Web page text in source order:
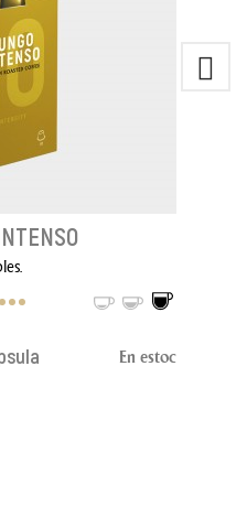
En estoc